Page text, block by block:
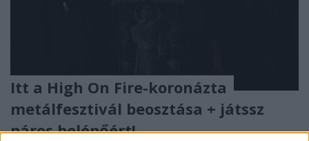
Itt a High On Fire-koronázta
metálfesztivál beosztása + játssz
páros belépőért!